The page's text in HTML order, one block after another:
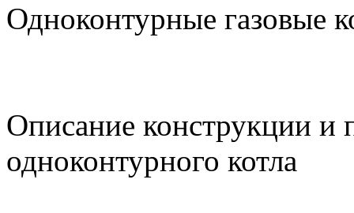
Одноконтурные газовые
Описание конструкции и
одноконтурного котла